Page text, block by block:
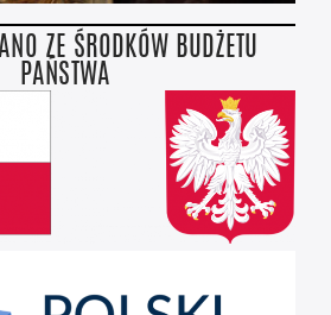
ZE ŚRODKÓW BUDŻETU
PAŃSTWA